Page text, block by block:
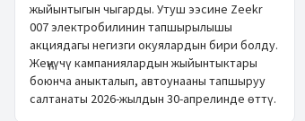
жыйынтыгын чыгарды. Утуш ээсине Zeekr
007 электробилинин тапшырылышы
акциядагы негизги окуялардын бири болду.
Жеңүүчү кампаниялардын жыйынтыктары
боюнча аныкталып, автоунааны тапшыруу
салтанаты 2026-жылдын 30-апрелинде өттү.